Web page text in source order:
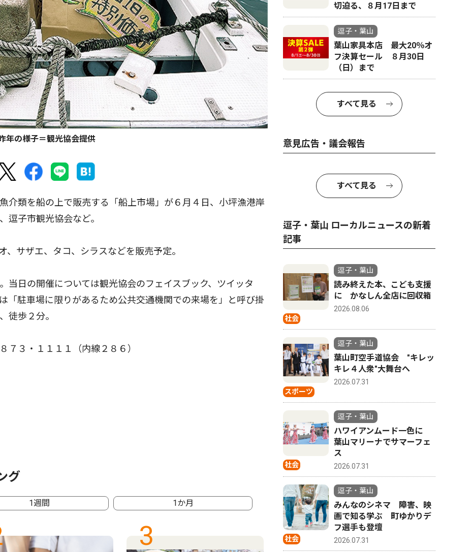
年の様子＝観光協会提供
介類を船の上で販売する「船上市場」が６月４日、小坪漁港岸
逗子市観光協会など。
サザエ、タコ、シラスなどを販売予定。
日の開催については観光協会のフェイスブック、ツイッタ
「駐車場に限りがあるため公共交通機関での来場を」と呼び掛
徒歩２分。
３・１１１１（内線２８６）
グ
1週間 1か月
3 4
切迫る、８月17日まで
逗子・葉山
葉山家具本店 最大20％オ
フ決算セール ８月30日
（日）まで
すべて見る
意見広告・議会報告
すべて見る
逗子・葉山 ローカルニュースの新着
記事
社会
逗子・葉山
読み終えた本、こども支援
に かなしん全店に回収箱
2026.08.06
スポーツ
逗子・葉山
葉山町空手道協会 "キレッ
キレ４人衆"大舞台へ
2026.07.31
社会
逗子・葉山
ハワイアンムード一色に
葉山マリーナでサマーフェ
ス
2026.07.31
社会
逗子・葉山
みんなのシネマ 障害、映
画で知る学ぶ 町ゆかりデ
フ選手も登壇
2026.07.31